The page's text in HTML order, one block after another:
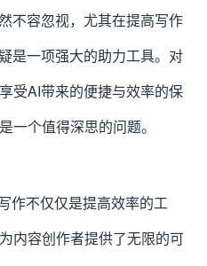
不容忽视，尤其在提高写作
是一项强大的助力工具。对
受AI带来的便捷与效率的保
一个值得深思的问题。
作不仅仅是提高效率的工
内容创作者提供了无限的可